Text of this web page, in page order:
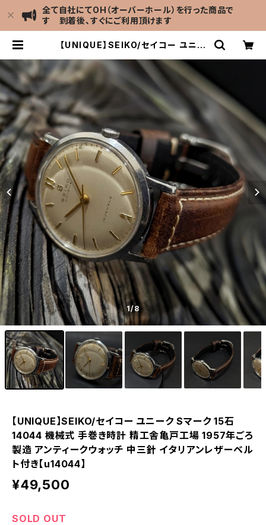
全て自社にてOH（オーバーホール）を行った商品で
す 到着後、すぐにご利用頂けます
【UNIQUE】SEIKO/セイコー ユニー
巻き時計 精工舎亀戸工場 1957年ご
ろ製造 アンティークウォッチ 中三針
イタリアンレザーベルト付き【u1404
4】 | LEVEL7 Antique Watch館
1/8
【UNIQUE】SEIKO/セイコー ユニーク Sマーク 15石
14044 機械式 手巻き時計 精工舎亀戸工場 1957年ごろ
製造 アンティークウォッチ 中三針 イタリアンレザーベル
ト付き【u14044】
¥49,500
SOLD OUT